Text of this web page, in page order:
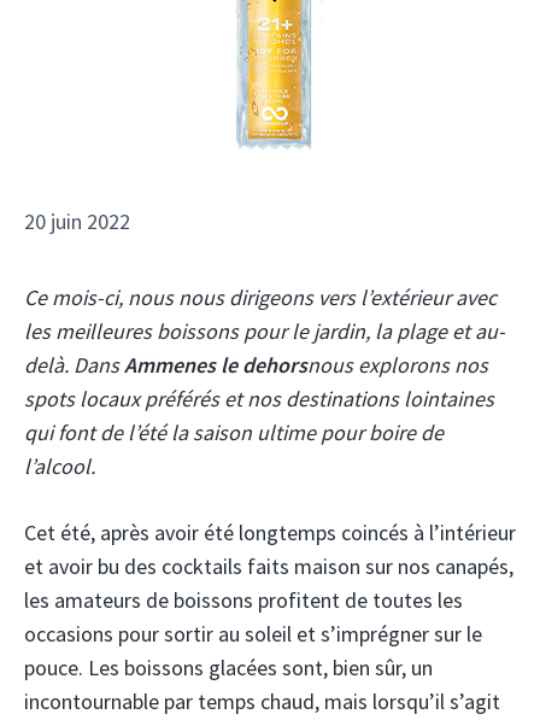
20 juin 2022
Ce mois-ci, nous nous dirigeons vers l’extérieur avec
les meilleures boissons pour le jardin, la plage et au-
delà. DansAmmenes le dehorsnous explorons nos
spots locaux préférés et nos destinations lointaines
qui font de l’été la saison ultime pour boire de
l’alcool.
Cet été, après avoir été longtemps coincés à l’intérieur
et avoir bu des cocktails faits maison sur nos canapés,
les amateurs de boissons profitent de toutes les
occasions pour sortir au soleil et s’imprégner sur le
pouce. Les boissons glacées sont, bien sûr, un
incontournable par temps chaud, mais lorsqu’il s’agit